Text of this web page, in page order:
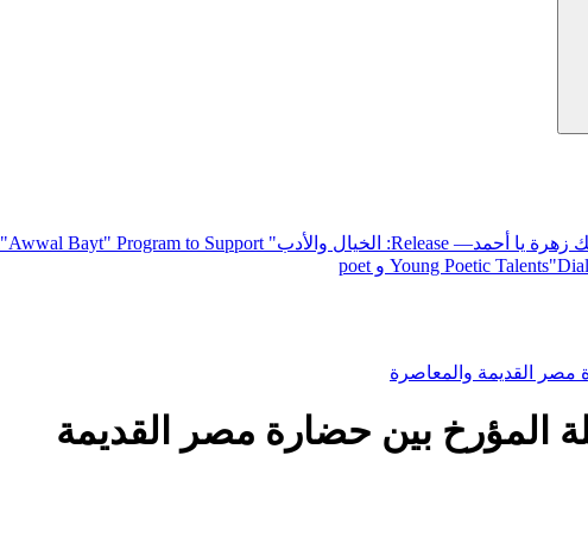
زهرة يا أحمد— Release : الخيال والأدب" inviting poets and writers from around the world to participate in Kazakh
"Awwal Bayt" Program to Support
Young Poetic Talents
القديمة والمعاصرة
المؤرخ بين حضارة مصر القديمة